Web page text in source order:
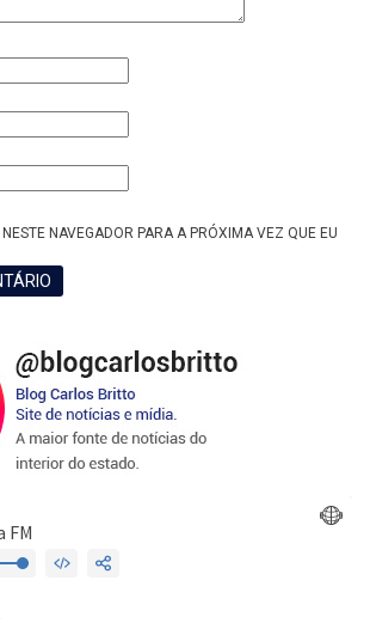
NAVEGADOR PARA A PRÓXIMA VEZ QUE EU